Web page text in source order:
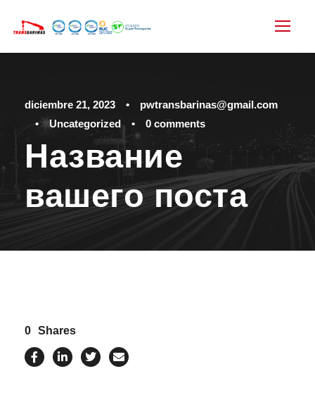
diciembre 21, 2023 •
pwtransbarinas@gmail.com
•
Uncategorized • 0 comments
Название
вашего поста
0 Shares